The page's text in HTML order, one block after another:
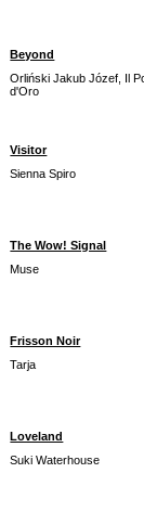
Beyond
Orliński Jakub Józef, Il
d'Oro
Visitor
Sienna Spiro
The Wow! Signal
Muse
Frisson Noir
Tarja
Loveland
Suki Waterhouse